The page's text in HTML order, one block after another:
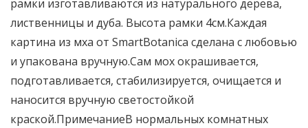
рамки изготавливаются из натурального дерева,
лиственницы и дуба. Высота рамки 4см.Каждая
картина из мха от SmartBotanica сделана с любовью
и упакована вручную.Сам мох окрашивается,
подготавливается, стабилизируется, очищается и
наносится вручную светостойкой
краской.ПримечаниеВ нормальных комнатных